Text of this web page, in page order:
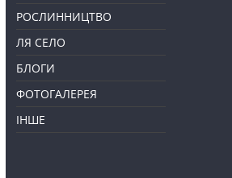
РОСЛИННИЦТВО
ЛЯ СЕЛО
БЛОГИ
ФОТОГАЛЕРЕЯ
ІНШЕ